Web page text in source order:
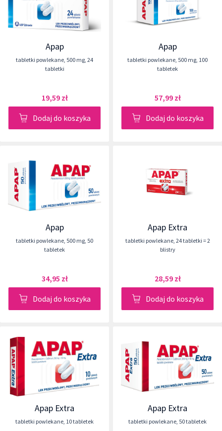
Apap
tabletki powlekane, 500 mg, 24
tabletki
19,59 zł
Dodaj do koszyka
Apap
tabletki powlekane, 500 mg, 100
tabletek
57,99 zł
Dodaj do koszyka
Apap
tabletki powlekane, 500 mg, 50
tabletek
34,95 zł
Dodaj do koszyka
Apap Extra
tabletki powlekane, 24 tabletki = 2
blistry
28,59 zł
Dodaj do koszyka
Apap Extra
tabletki powlekane, 10 tabletek
Apap Extra
tabletki powlekane, 50 tabletek